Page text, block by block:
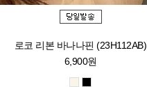
로코 리본 바나나핀 (23H112AB)
6,900원